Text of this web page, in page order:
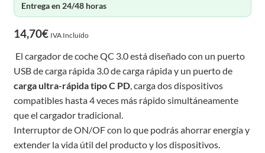
Entrega en 24/48 horas
14,70€ IVA Incluído
El cargador de coche QC 3.0 está diseñado con un puerto
USB de carga rápida 3.0 de carga rápida y un puerto de
carga ultra-rápida tipo C PD, carga dos dispositivos
compatibles hasta 4 veces más rápido simultáneamente
que el cargador tradicional.
Interruptor de ON/OF con lo que podrás ahorrar energía y
extender la vida útil del producto y los dispositivos.